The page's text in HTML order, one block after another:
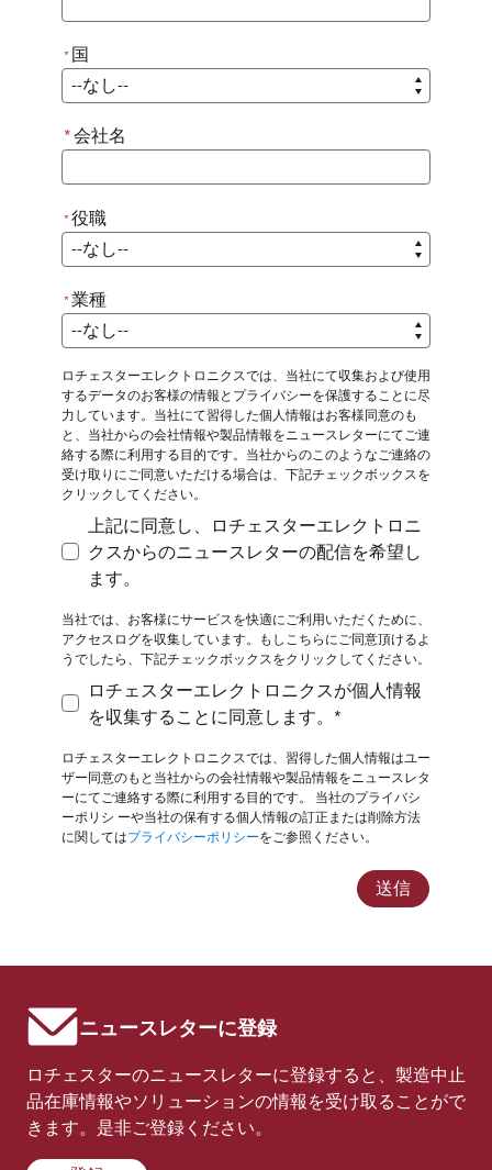
*国
* 国
*会社名
*役職
*
役職
*業種
*
業種
ロチェスターエレクトロニクスでは、当社にて収集および使用
するデータのお客様の情報とプライバシーを保護することに尽
力しています。当社にて習得した個人情報はお客様同意のも
と、当社からの会社情報や製品情報をニュースレターにてご連
絡する際に利用する目的です。当社からのこのようなご連絡の
受け取りにご同意いただける場合は、下記チェックボックスを
クリックしてください。
上記に同意し、ロチェスターエレクトロニクスか
上記に同意し、ロチェスターエレクトロニ
クスからのニュースレターの配信を希望し
ます。
当社では、お客様にサービスを快適にご利用いただくために、
アクセスログを収集しています。もしこちらにご同意頂けるよ
うでしたら、下記チェックボックスをクリックしてください。
ロチェスターエレクトロニクスが個人情報を収集
ロチェスターエレクトロニクスが個人情報
を収集することに同意します。*
ロチェスターエレクトロニクスでは、習得した個人情報はユー
ザー同意のもと当社からの会社情報や製品情報をニュースレタ
ーにてご連絡する際に利用する目的です。 当社のプライバシ
ーポリシ ーや当社の保有する個人情報の訂正または削除方法
に関してはプライバシーポリシーをご参照ください。
送信
ニュースレターに登録
ロチェスターのニュースレターに登録すると、製造中止
品在庫情報やソリューションの情報を受け取ることがで
きます。是非ご登録ください。